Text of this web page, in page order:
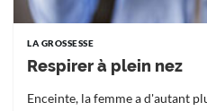
LA GROSSESSE
Respirer à plein nez
Enceinte, la femme a d'autant